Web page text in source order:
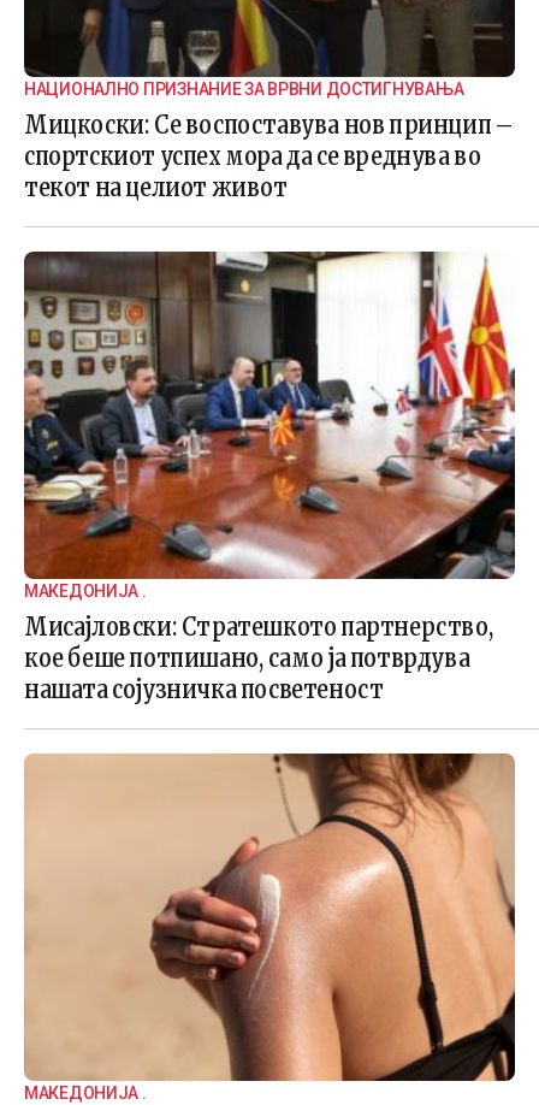
НАЦИОНАЛНО ПРИЗНАНИЕ ЗА ВРВНИ ДОСТИГНУВАЊА
Мицкоски: Се воспоставува нов принцип –
спортскиот успех мора да се вреднува во
текот на целиот живот
МАКЕДОНИЈА .
Мисајловски: Стратешкото партнерство,
кое беше потпишано, само ја потврдува
нашата сојузничка посветеност
МАКЕДОНИЈА .